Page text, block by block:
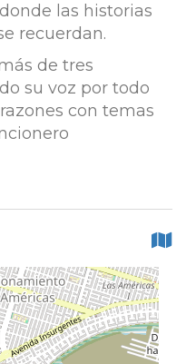
las historias
recuerdan.
de tres
su voz por todo
con temas